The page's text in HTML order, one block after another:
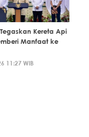
Kereta Api
Manfaat ke
11:27 WIB